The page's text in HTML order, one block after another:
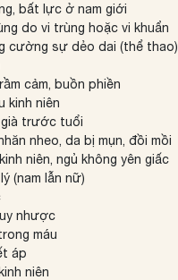
bất lực ở nam giới
do vi trùng hoặc vi khuẩn
cường sự dẻo dai (thể thao)
cảm, buồn phiền
kinh niên
già trước tuổi
nheo, da bị mụn, đồi mồi
niên, ngủ không yên giấc
(nam lẫn nữ)
nhược
máu
áp
niên